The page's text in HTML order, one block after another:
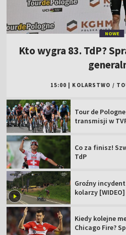
NOWE
Kto wygra 83. TdP?
15:00 KOLARSTWO /
Tour de
transmisji w
Co za finisz!
TdP
Groźny
kolarzy [WIDEO]
Kiedy kolejne
Chicago Fire?